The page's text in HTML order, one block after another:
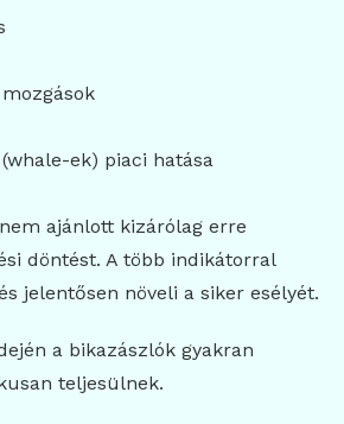
ek) piaci hatása
ajánlott kizárólag erre
döntést. A több indikátorral
jelentősen növeli a siker esélyét.
a bikazászlók gyakran
teljesülnek.